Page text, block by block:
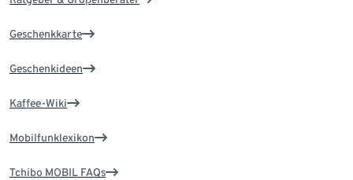
Geschenkkarte
Geschenkideen
Kaffee-Wiki
Mobilfunklexikon
Tchibo MOBIL FAQs